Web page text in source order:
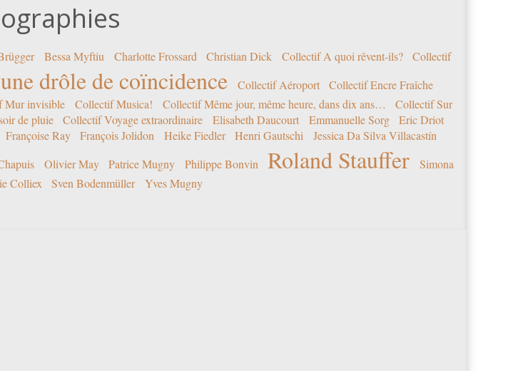
Bessa Myftiu Charlotte Frossard Christian Dick Collectif A quoi rêvent-ils?
Collectif
drôle de coïncidence Collectif Aéroport
Collectif Encre Fraîche
Mur invisible Collectif Musica! Collectif Même jour, même heure, dans dix ans…
Collectif Sur
de pluie Collectif Voyage extraordinaire Elisabeth Daucourt Emmanuelle Sorg
Eric Driot
Françoise Ray François Jolidon Heike Fiedler Henri Gautschi
Jessica Da Silva Villacastín
Olivier May Patrice Mugny Philippe Bonvin Roland Stauffer
Simona
Colliex Sven Bodenmüller Yves Mugny